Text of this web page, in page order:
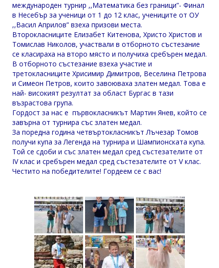
международен турнир ,,Математика без граници”- Финал
в Несебър за ученици от 1 до 12 клас, учениците от ОУ
,,Васил Априлов” взеха призови места.
Второкласниците Елизабет Китенова, Христо Христов и
Томислав Николов, участвали в отборното състезание
се класираха на второ място и получиха сребърен медал.
В отборното състезание взеха участие и
третокласниците Хрисимир Димитров, Веселина Петрова
и Симеон Петров, които завоюваха златен медал. Това е
най- високият резултат за област Бургас в тази
възрастова група.
Гордост за нас е първокласникът Мартин Янев, който се
завърна от турнира със златен медал.
За поредна година четвъртокласникът Лъчезар Томов
получи купа за Легенда на турнира и Шампионската купа.
Той се сдоби и със златен медал сред състезателите от
IV клас и сребърен медал сред състезателите от V клас.
Честито на победителите! Гордеем се с вас!